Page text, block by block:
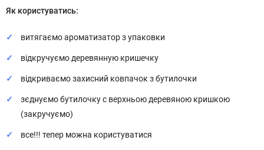
Як користуватись:
витягаємо ароматизатор з упаковки
відкручуємо деревянную кришечку
відкриваємо захисний ковпачок з бутилочки
зєднуємо бутилочку с верхньою деревяною кришкою
(закручуємо)
все!!! тепер можна користуватися